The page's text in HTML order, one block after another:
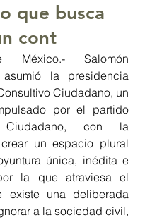
que busca
cont
México.- Salomón
asumió la presidencia
Ciudadano, un
por el partido
Ciudadano, con la
un espacio plural
única, inédita e
la que atraviesa el
existe una deliberada
a la sociedad civil,